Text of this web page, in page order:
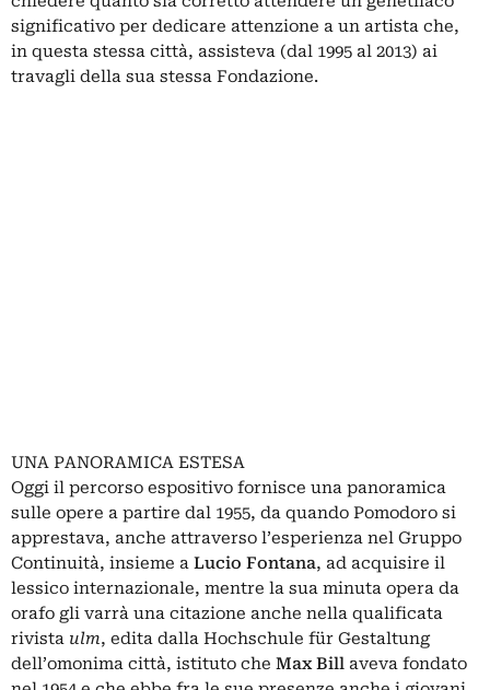
significativo per dedicare attenzione a un artista che,
in questa stessa città, assisteva (dal 1995 al 2013) ai
travagli della sua stessa Fondazione.
UNA PANORAMICA ESTESA
Oggi il percorso espositivo fornisce una panoramica
sulle opere a partire dal 1955, da quando Pomodoro si
apprestava, anche attraverso l’esperienza nel Gruppo
Continuità, insieme a Lucio Fontana, ad acquisire il
lessico internazionale, mentre la sua minuta opera da
orafo gli varrà una citazione anche nella qualificata
rivista ulm, edita dalla Hochschule für Gestaltung
dell’omonima città, istituto che Max Bill aveva fondato